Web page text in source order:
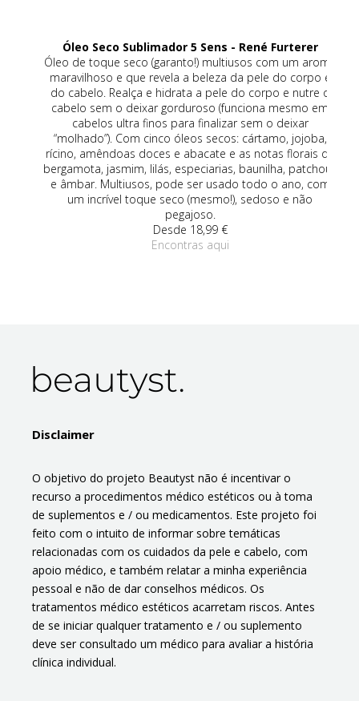
Óleo Seco Sublimador 5 Sens - René Furterer
Óleo de toque seco (garanto!) multiusos com um aroma
maravilhoso e que revela a beleza da pele do corpo e
do cabelo. Realça e hidrata a pele do corpo e nutre o
cabelo sem o deixar gorduroso (funciona mesmo em
cabelos ultra finos para finalizar sem o deixar
“molhado”). Com cinco óleos secos: cártamo, jojoba,
rícino, amêndoas doces e abacate e as notas florais de
bergamota, jasmim, lilás, especiarias, baunilha, patchouli
e âmbar. Multiusos, pode ser usado todo o ano, com
um incrível toque seco (mesmo!), sedoso e não
pegajoso.
Desde 18,99 €
Encontras aqui
Disclaimer
O objetivo do projeto Beautyst não é incentivar o
recurso a procedimentos médico estéticos ou à toma
de suplementos e / ou medicamentos. Este projeto foi
feito com o intuito de informar sobre temáticas
relacionadas com os cuidados da pele e cabelo, com
apoio médico, e também relatar a minha experiência
pessoal e não de dar conselhos médicos. Os
tratamentos médico estéticos acarretam riscos. Antes
de se iniciar qualquer tratamento e / ou suplemento
deve ser consultado um médico para avaliar a história
clínica individual.